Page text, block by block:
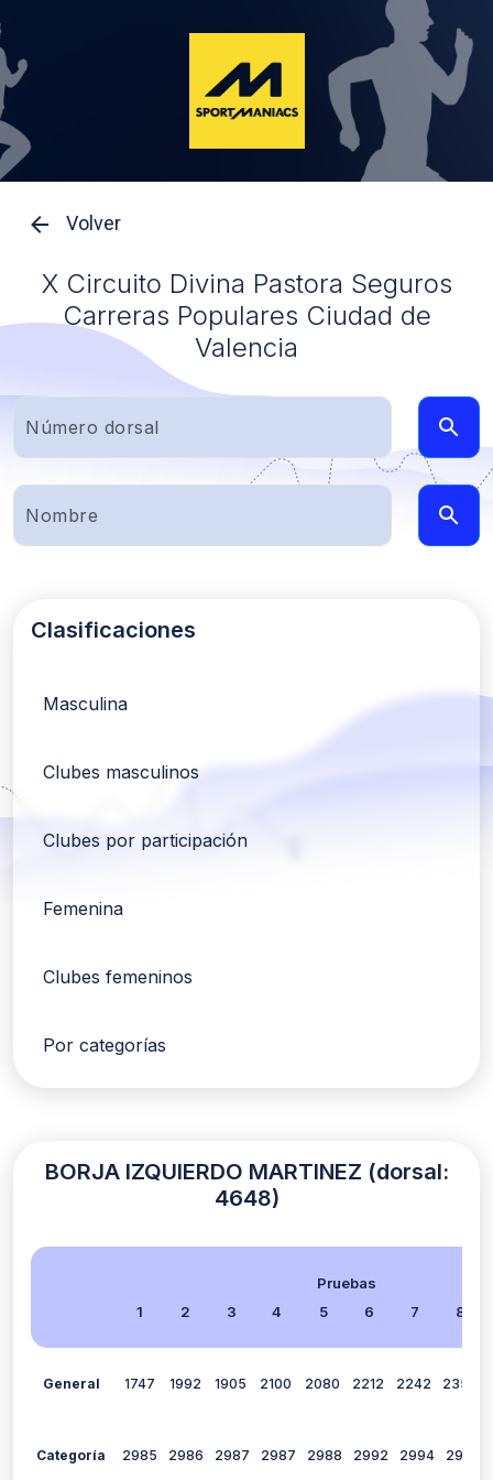
Volver
X Circuito Divina Pastora Seguros
Carreras Populares Ciudad de
Valencia
Clasificaciones
Masculina
Clubes masculinos
Clubes por participación
Femenina
Clubes femeninos
Por categorías
BORJA IZQUIERDO MARTINEZ (dorsal:
4648)
Pruebas
1
2 3 4 5 6 7 8
General 1747 1992 1905 2100 2080 2212 2242 2354
Categoría 2985 2986 2987 2987 2988 2992 2994 2991